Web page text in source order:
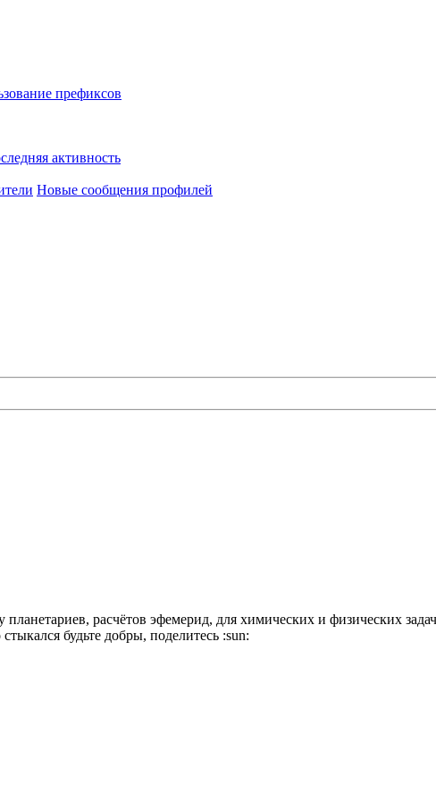
префиксов
активность
Новые сообщения профилей
расчётов эфемерид, для химических и физических
будьте добры, поделитесь :sun: